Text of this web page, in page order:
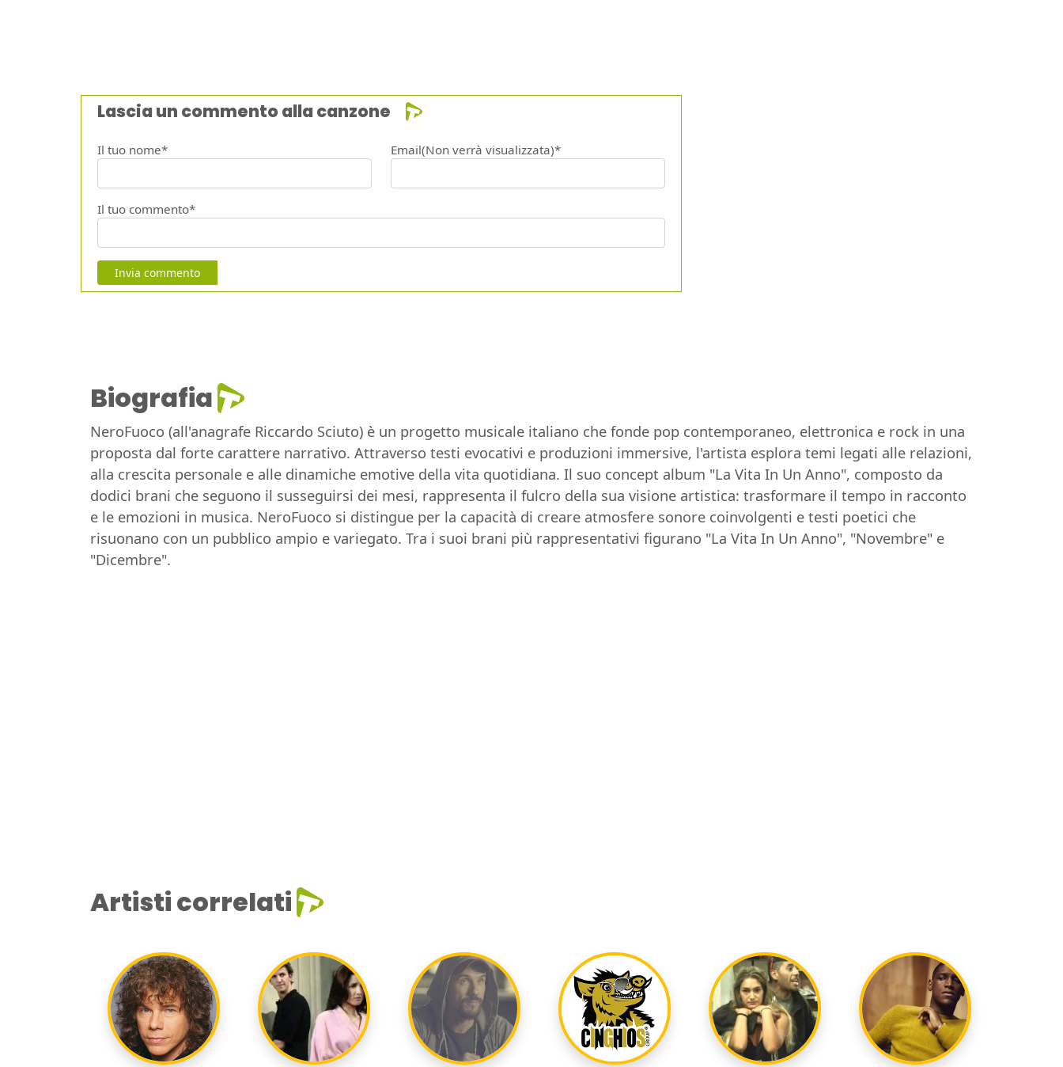
Lascia un commento alla canzone
Il tuo nome* Email(Non verrà visualizzata)*
Il tuo commento*
Invia commento
Biografia
NeroFuoco (all'anagrafe Riccardo Sciuto) è un progetto musicale italiano che fonde pop contemporaneo, elettronica e rock in una
proposta dal forte carattere narrativo. Attraverso testi evocativi e produzioni immersive, l'artista esplora temi legati alle relazioni,
alla crescita personale e alle dinamiche emotive della vita quotidiana. Il suo concept album "La Vita In Un Anno", composto da
dodici brani che seguono il susseguirsi dei mesi, rappresenta il fulcro della sua visione artistica: trasformare il tempo in racconto
e le emozioni in musica. NeroFuoco si distingue per la capacità di creare atmosfere sonore coinvolgenti e testi poetici che
risuonano con un pubblico ampio e variegato. Tra i suoi brani più rappresentativi figurano "La Vita In Un Anno", "Novembre" e
"Dicembre".
Artisti correlati